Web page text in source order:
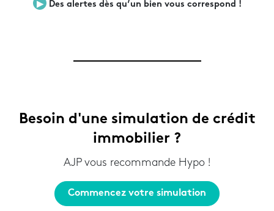
▶︎ Des alertes dès qu’un bien vous correspond !
Besoin d'une simulation de crédit
immobilier ?
AJP vous recommande Hypo !
Commencez votre simulation